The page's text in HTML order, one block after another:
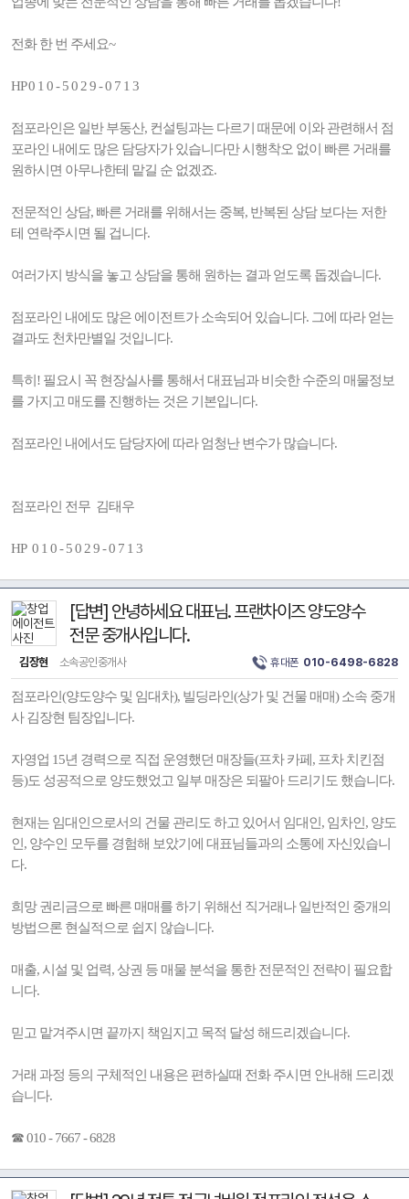
전화 한 번 주세요~
HP 0 1 0 - 5 0 2 9 - 0 7 1 3
점포라인은 일반 부동산, 컨설팅과는 다르기 때문에 이와 관련해서 점
포라인 내에도 많은 담당자가 있습니다만 시행착오 없이 빠른 거래를
원하시면 아무나한테 맡길 순 없겠죠.
전문적인 상담, 빠른 거래를 위해서는 중복, 반복된 상담 보다는 저한
테 연락주시면 될 겁니다.
여러가지 방식을 놓고 상담을 통해 원하는 결과 얻도록 돕겠습니다.
점포라인 내에도 많은 에이전트가 소속되어 있습니다. 그에 따라 얻는
결과도 천차만별일 것입니다.
특히! 필요시 꼭 현장실사를 통해서 대표님과 비슷한 수준의 매물정보
를 가지고 매도를 진행하는 것은 기본입니다.
점포라인 내에서도 담당자에 따라 엄청난 변수가 많습니다.
점포라인 전무 김태우
HP 0 1 0 - 5 0 2 9 - 0 7 1 3
[답변] 안녕하세요 대표님. 프랜차이즈 양도양수
전문 중개사입니다.
김장현 소속공인중개사 휴대폰 010-6498-6828
점포라인(양도양수 및 임대차), 빌딩라인(상가 및 건물 매매) 소속 중개
사 김장현 팀장입니다.
자영업 15년 경력으로 직접 운영했던 매장들(프차 카페, 프차 치킨점
등)도 성공적으로 양도했었고 일부 매장은 되팔아 드리기도 했습니다.
현재는 임대인으로서의 건물 관리도 하고 있어서 임대인, 임차인, 양도
인, 양수인 모두를 경험해 보았기에 대표님들과의 소통에 자신있습니
다.
희망 권리금으로 빠른 매매를 하기 위해선 직거래나 일반적인 중개의
방법으론 현실적으로 쉽지 않습니다.
매출, 시설 및 업력, 상권 등 매물 분석을 통한 전문적인 전략이 필요합
니다.
믿고 맡겨주시면 끝까지 책임지고 목적 달성 해드리겠습니다.
거래 과정 등의 구체적인 내용은 편하실때 전화 주시면 안내해 드리겠
습니다.
☎ 010 - 7667 - 6828